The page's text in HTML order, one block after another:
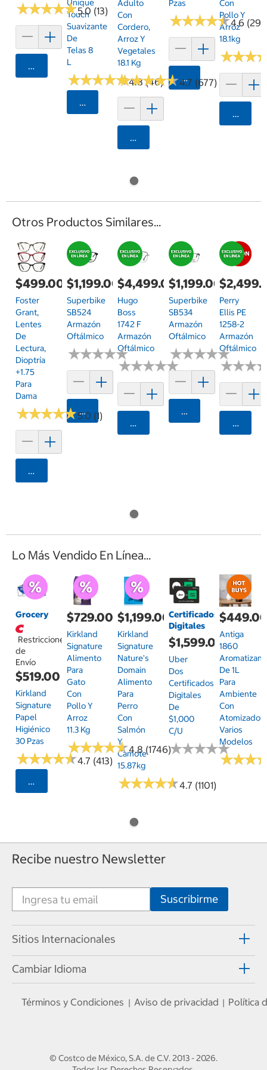
★★★★★
★★★★★5.0 (13)
Agregar
Touch
Suavizante
De
Telas 8
L
★★★★★
★★★★★4.8 (46)
Seleccionar Código Postal
Adulto
Con
Cordero,
Arroz Y
Vegetales
18.1 Kg
★★★★★
★★★★★4.7 (677)
Agregar
Pzas
★★★★★
★★★★★4.6 (29)
Agregar
Con
Pollo Y
Arroz
18.1kg
★★★
★★★
Otros Productos Similares...
$499.00
Foster
Grant,
Lentes
De
Lectura,
Dioptría
+1.75
Para
Dama
★★★★★
★★★★★5.0 (1)
Agregar
$1,199.00
Superbike
SB524
Armazón
Oftálmico
★★★★★
★★★★★
Agregar
$4,499.00
Hugo
Boss
1742 F
Armazón
Oftálmico
★★★★★
★★★★★
Agregar
$1,199.00
Superbike
SB534
Armazón
Oftálmico
★★★★★
★★★★★
Agregar
Perry
Ellis PE
1258-2
Armazón
Oftálmico
★★★
★★★
Lo Más Vendido En Línea...
Grocery
Restricciones
de
Envío
$519.00
Kirkland
Signature
Papel
Higiénico
30 Pzas
★★★★★
★★★★★4.7 (413)
Seleccionar Código Postal
$729.00
Kirkland
Signature
Alimento
Para
Gato
Con
Pollo Y
Arroz
11.3 Kg
★★★★★
★★★★★4.8 (1746)
$1,199.00
Kirkland
Signature
Nature's
Domain
Alimento
Para
Perro
Con
Salmón
Y
Camote
15.87kg
★★★★★
★★★★★4.7 (1101)
Certificados
Digitales
$1,599.00
Uber
Dos
Certificados
Digitales
De
$1,000
C/u
★★★★★
★★★★★
Antiga
1860
De 1L
Para
Ambiente
Con
Atomizador,
Varios
Modelos
★★★
★★★
Recibe nuestro Newsletter
Sitios Internacionales
Cambiar Idioma
Términos y Condiciones | Aviso de privacidad | Política
© Costco de México, S.A. de C.V.2013 - 2026.